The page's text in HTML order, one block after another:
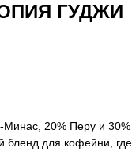
ГУДЖИ
Минас, 20% Перу и
бленд для кофейни,